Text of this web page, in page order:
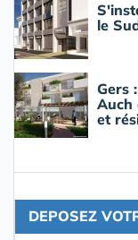
le
Gers
Auch
et
DEPOSEZ